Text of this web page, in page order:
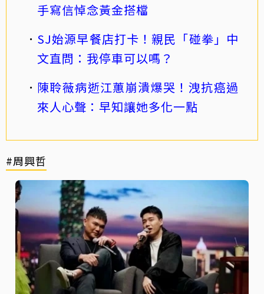
手寫信悼念黃金搭檔
SJ始源早餐店打卡！親民「碰拳」中
文直問：我停車可以嗎？
陳聆薇病逝江蕙崩潰爆哭！洩抗癌過
來人心聲：早知讓她多化一點
#周興哲